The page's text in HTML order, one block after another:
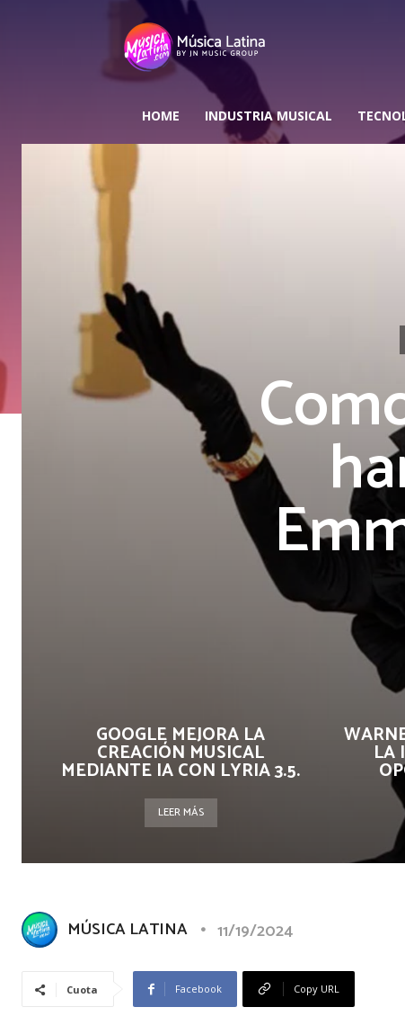
HOME INDUSTRIA MUSICAL
GOOGLE MEJORA LA
CREACIÓN MUSICAL
MEDIANTE IA CON LYRIA 3.5.
LEER MÁS
LA
MÚSICA LATINA 11/19/2024
Cuota Facebook Copy URL